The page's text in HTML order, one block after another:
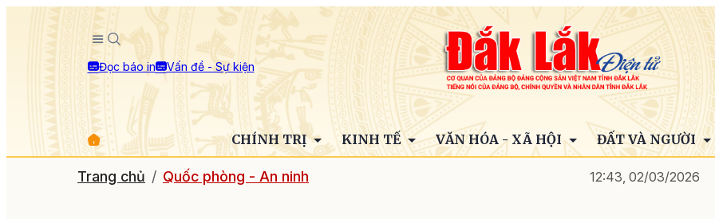
Đọc báo in Vấn đề - Sự kiện
CHÍNH TRỊ KINH TẾ VĂN HÓA - XÃ HỘI ĐẤT VÀ NGƯỜI
Trang chủ Quốc phòng - An ninh 12:43, 02/03/2026